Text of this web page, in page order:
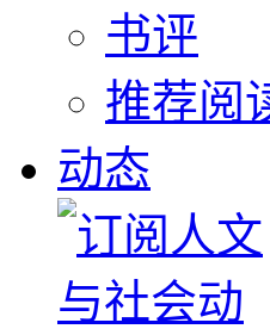
书评
推荐阅
动态